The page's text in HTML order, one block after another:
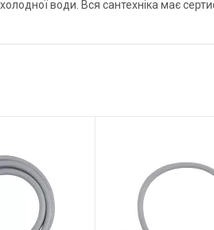
води. Вся сантехніка має